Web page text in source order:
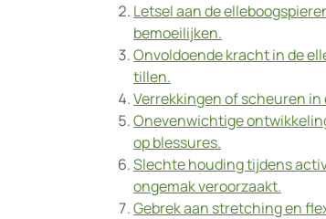
Letsel aan de
bemoeilijken.
Onvoldoende kracht in de
tillen.
Verrekkingen of scheuren
Onevenwichtige
op blessures.
Slechte houding tijdens
ongemak veroorzaakt.
Gebrek aan stretching en